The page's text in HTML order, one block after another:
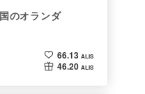
のオランダ
66.13 ALIS
46.20 ALIS